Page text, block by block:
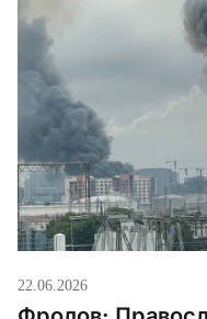
22.06.2026